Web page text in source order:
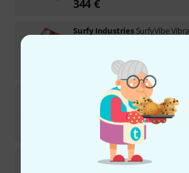
344 €
Surfy Industries SurfyVibe
Surfy Industries Surfyfuzz
3
Disponible immédiatement
Surfy IndustriesSurfyDrip Switch